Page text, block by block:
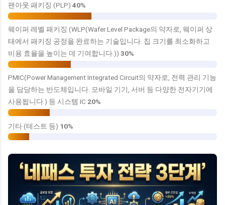
팬아웃 패키징 (PLP) 40%
웨이퍼 레벨 패키징 (WLP(Wafer Level Package의 약자로, 웨이퍼 상
태에서 패키징 공정을 완료하는 기술입니다. 칩 크기를 최소화하고
비용 효율을 높이는 데 기여합니다.)) 30%
PMIC(Power Management Integrated Circuit의 약자로, 전력 관리 기능
을 담당하는 반도체입니다. 모바일 기기, 서버 등 다양한 전자기기에
사용됩니다.) 등 시스템 IC 20%
기타 (테스트 등) 10%